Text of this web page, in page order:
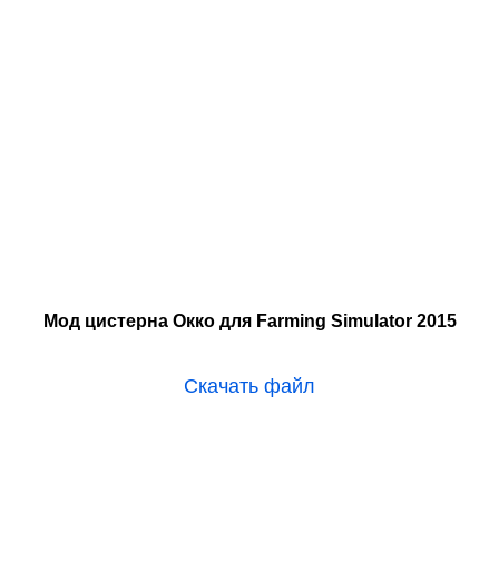
Мод цистерна Окко для Farming Simulator 2015
Скачать файл